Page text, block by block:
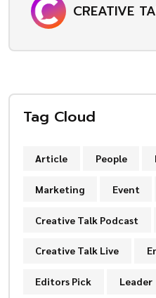
CREATIVE
Tag Cloud
Article People
Marketing Event
Creative Talk Podcast
Creative Talk Live
Editors Pick Leader